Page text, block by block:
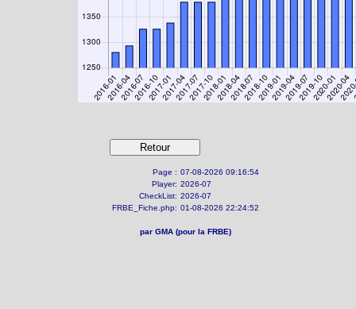
Page : 07-08-2026 09:16:54
Player: 2026-07
CheckList: 2026-07
FRBE_Fiche.php: 01-08-2026 22:24:52
par GMA (pour la FRBE)